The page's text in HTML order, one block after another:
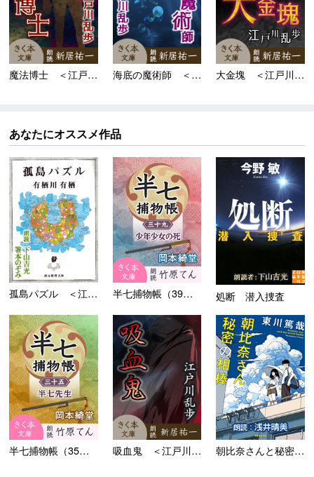
魔法博士 ＜江戸川乱歩... 海底の魔術師 ＜江戸川... 大金塊 ＜江戸川乱歩「...
あなたにオススメ作品
孤島パズル ＜江神二郎シリー... 半七捕物帳（39）少年少女の... 処断 潜入捜査
半七捕物帳（35）半七先生 吸血鬼 ＜江戸川乱歩「名探偵... 朝比奈さんと秘密の相棒